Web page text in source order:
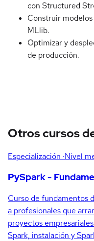
con Structured
Construir
MLlib.
Optimizar y
de producción.
Otros cursos
Especialización ·Nivel
PySpark -
Curso de fundamentos
a profesionales que
proyectos
Spark, instalación y